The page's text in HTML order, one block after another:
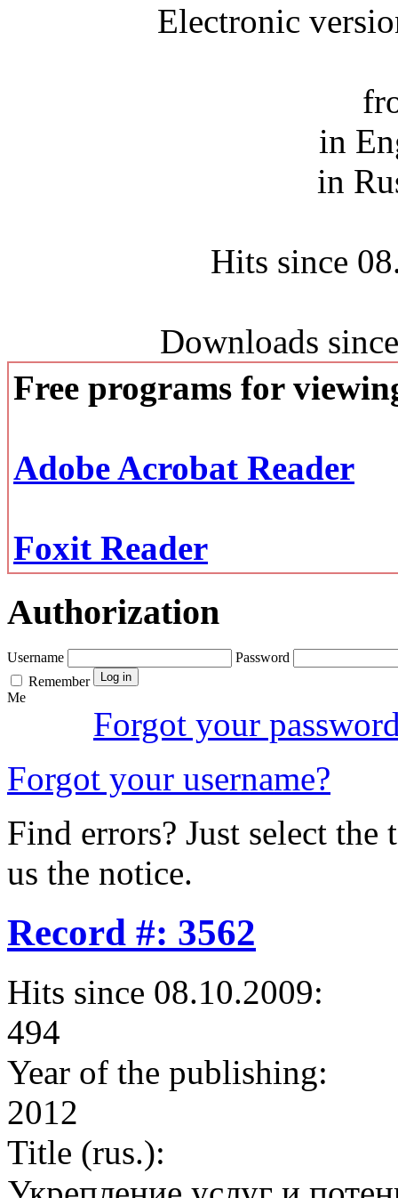
Electronic
in
in
Hits since
Downloads
Free programs for
Adobe Acrobat Reader
Foxit Reader
Authorization
Username
Password
Remember
Me
Forgot your
Forgot your username?
Find errors? Just select
us the notice.
Record #: 3562
Hits since 08.10.2009:
494
Year of the publishing:
2012
Title (rus.):